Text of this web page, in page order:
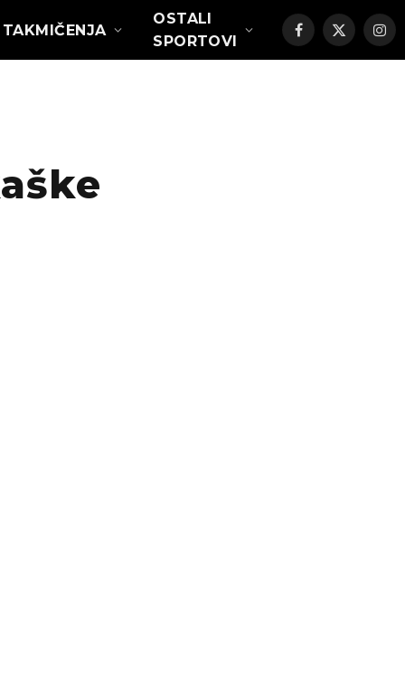
TAKMIČENJA
OSTALI
SPORTOVI
Facebook
X
(Twitter)